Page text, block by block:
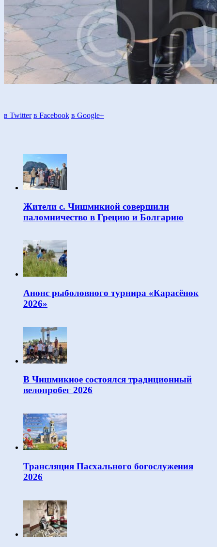
в Twitter в Facebook в Google+
Жители с. Чишмикиой совершили
паломничество в Грецию и Болгарию
Анонс рыболовного турнира «Карасёнок
2026»
В Чишмикиое состоялся традиционный
велопробег 2026
Трансляция Пасхального богослужения
2026